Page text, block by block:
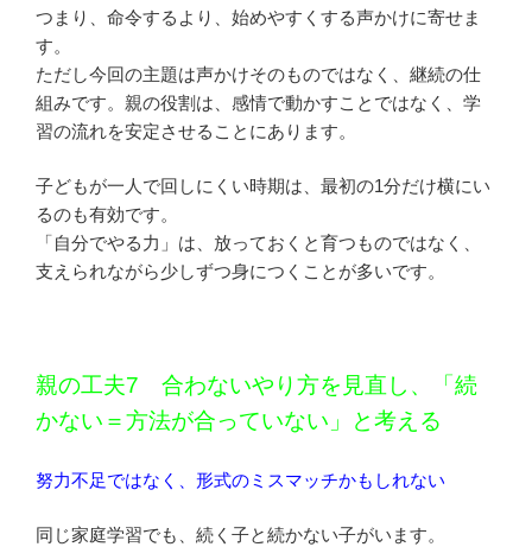
つまり、命令するより、始めやすくする声かけに寄せま
す。
ただし今回の主題は声かけそのものではなく、継続の仕
組みです。親の役割は、感情で動かすことではなく、学
習の流れを安定させることにあります。
子どもが一人で回しにくい時期は、最初の1分だけ横にい
るのも有効です。
「自分でやる力」は、放っておくと育つものではなく、
支えられながら少しずつ身につくことが多いです。
親の工夫7 合わないやり方を見直し、「続
かない＝方法が合っていない」と考える
努力不足ではなく、形式のミスマッチかもしれない
同じ家庭学習でも、続く子と続かない子がいます。